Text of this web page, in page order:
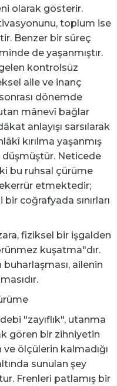
olarak gösterir.
toplum ise
Benzer bir süreç
de yaşanmıştır.
kontrolsüz
aile ve inanç
dönemde
mânevî bağlar
anlayışı sarsılarak
kırılma yaşanmış
Neticede
bu ruhsal çürüme
etmektedir;
coğrafyada sınırları
fiziksel bir işgalden
kuşatma"dır.
buharlaşması, ailenin
"zayıflık", utanma
gören bir zihniyetin
ve ölçülerin kalmadığı
sunulan şey
Frenleri patlamış bir